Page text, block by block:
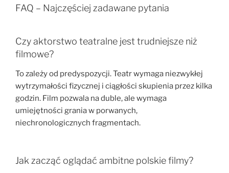
FAQ – Najczęściej zadawane pytania
Czy aktorstwo teatralne jest trudniejsze niż
filmowe?
To zależy od predyspozycji. Teatr wymaga niezwykłej
wytrzymałości fizycznej i ciągłości skupienia przez kilka
godzin. Film pozwala na duble, ale wymaga
umiejętności grania w porwanych,
niechronologicznych fragmentach.
Jak zacząć oglądać ambitne polskie filmy?